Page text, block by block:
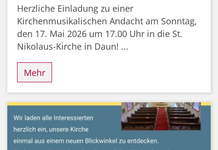
Herzliche Einladung zu einer
Kirchenmusikalischen Andacht am Sonntag,
den 17. Mai 2026 um 17.00 Uhr in die St.
Nikolaus-Kirche in Daun! ...
Mehr